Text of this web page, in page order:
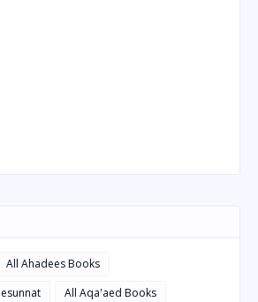
All Ahadees Books
All Aqa'aed Books